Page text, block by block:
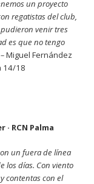
un proyecto
regatistas del club,
venir tres
es que no tengo
Miguel Fernández
14/18
· RCN Palma
un fuera de línea
los días. Con viento
contentas con el